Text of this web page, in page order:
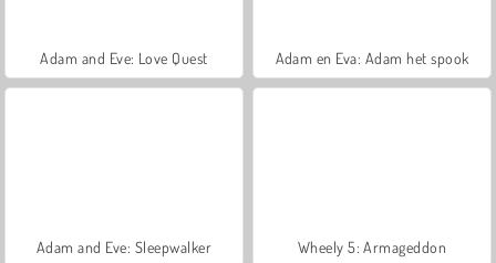
Adam and Eve: Love Quest Adam en Eva: Adam het spook
Adam and Eve: Sleepwalker Wheely 5: Armageddon